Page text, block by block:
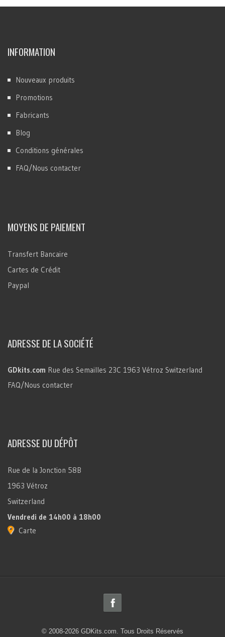
INFORMATION
Nouveaux produits
Promotions
Fabricants
Blog
Conditions générales
FAQ/Nous contacter
MOYENS DE PAIEMENT
Transfert Bancaire
Cartes de Crédit
Paypal
ADRESSE DE LA SOCIÉTÉ
GDkits.com Rue des Semailles 23C 1963 Vétroz Switzerland
FAQ/Nous contacter
ADRESSE DU DÉPÔT
Rue de la Jonction 58B
1963 Vétroz
Switzerland
Vendredi de 14h00 à 18h00
Carte
© 2008-2026 GDKits.com. Tous Droits Réservés